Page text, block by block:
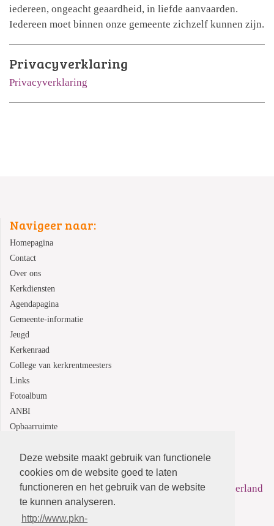
Deze website maakt gebruik van functionele
cookies om de website goed te laten
functioneren en het gebruik van de website
te kunnen analyseren.
http://www.pkn-
iedereen, ongeacht geaardheid, in liefde aanvaarden.
Iedereen moet binnen onze gemeente zichzelf kunnen zijn.
Privacyverklaring
Privacyverklaring
Navigeer naar:
Homepagina
Contact
Over ons
Kerkdiensten
Agendapagina
Gemeente-informatie
Jeugd
Kerkenraad
College van kerkrentmeesters
Links
Fotoalbum
ANBI
Opbaarruimte
Protestantsekerk.net is een samenwerking tussen de
dienstenorganisatie van deProtestantse Kerk in Nederland
enHuman Content Mediaproducties B.V.